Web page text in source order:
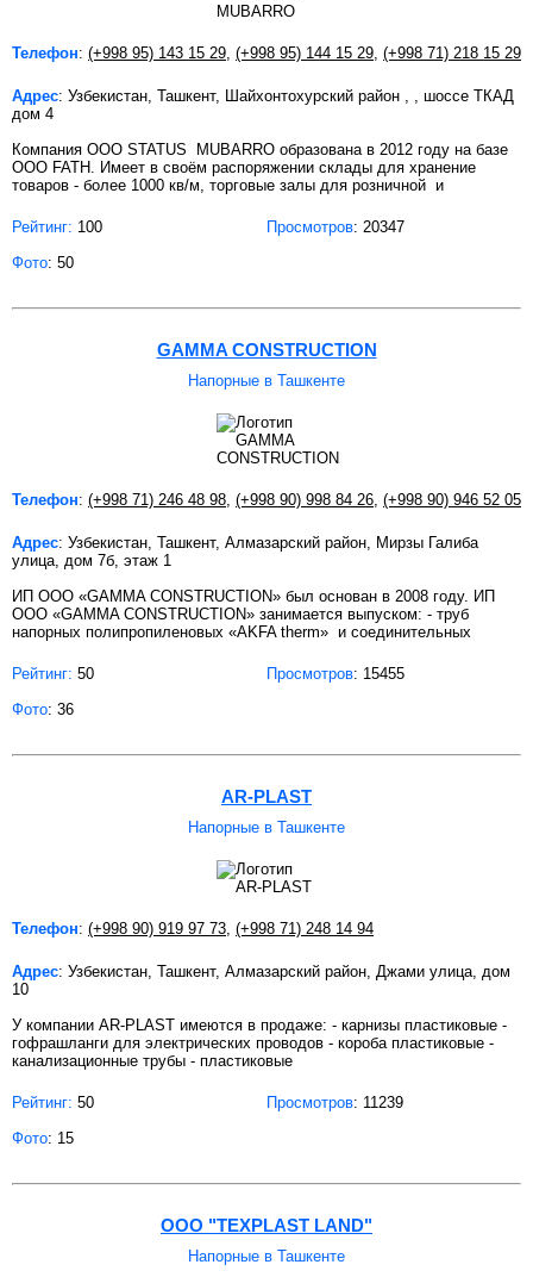
Телефон: (+998 95) 143 15 29 (+998 95) 144 15 29 (+998 71) 218 15 29
Адрес: Узбекистан, Ташкент, Шайхонтохурский район , , шоссе ТКАД
дом 4
Компания ООО STATUS MUBARRO образована в 2012 году на базе
ООО FATH. Имеет в своём распоряжении склады для хранение
товаров - более 1000 кв/м, торговые залы для розничной и
Рейтинг: 100 Просмотров: 20347
Фото: 50
GAMMA CONSTRUCTION
Напорные в Ташкенте
Телефон: (+998 71) 246 48 98 (+998 90) 998 84 26 (+998 90) 946 52 05
Адрес: Узбекистан, Ташкент, Алмазарский район, Мирзы Галиба
улица, дом 7б, этаж 1
ИП ООО «GAMMA CONSTRUCTION» был основан в 2008 году. ИП
ООО «GAMMA CONSTRUCTION» занимается выпуском: - труб
напорных полипропиленовых «AKFA therm» и соединительных
Рейтинг: 50 Просмотров: 15455
Фото: 36
AR-PLAST
Напорные в Ташкенте
Телефон: (+998 90) 919 97 73 (+998 71) 248 14 94
Адрес: Узбекистан, Ташкент, Алмазарский район, Джами улица, дом
10
У компании AR-PLAST имеются в продаже: - карнизы пластиковые -
гофрашланги для электрических проводов - короба пластиковые -
канализационные трубы - пластиковые
Рейтинг: 50 Просмотров: 11239
Фото: 15
ООО "TEXPLAST LAND"
Напорные в Ташкенте